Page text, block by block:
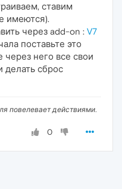
ставим
имеются).
через add-on : V7
поставьте это
через него все свои
делать сброс
повелевает действиями.
0